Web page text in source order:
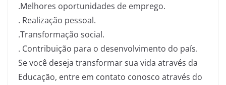
.Melhores oportunidades de emprego.
. Realização pessoal.
.Transformação social.
. Contribuição para o desenvolvimento do país.
Se você deseja transformar sua vida através da
Educação, entre em contato conosco através do